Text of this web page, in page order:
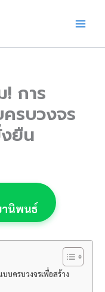
การ
รบวงจร
ยืน
านิพนธ์
บครบวงจรเพื่อสร้าง